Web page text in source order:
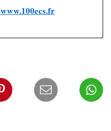
www.100ecs.fr